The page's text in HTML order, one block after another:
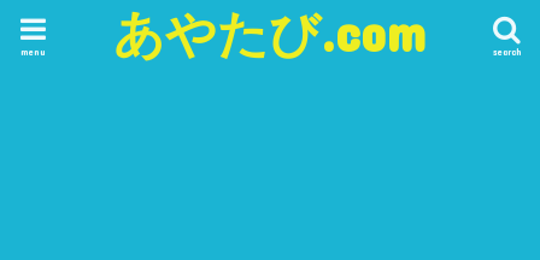
あやたび.com search
menu